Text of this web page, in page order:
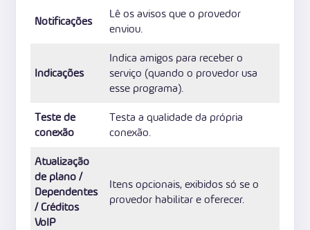
Notificações
Lê os avisos que o provedor
enviou.
Indicações
Indica amigos para receber o
serviço (quando o provedor usa
esse programa).
Teste de
conexão
Testa a qualidade da própria
conexão.
Atualização
de plano /
Dependentes
/ Créditos
VoIP
Itens opcionais, exibidos só se o
provedor habilitar e oferecer.